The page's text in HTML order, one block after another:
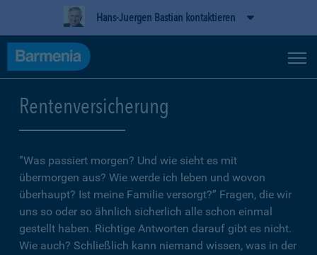
Hans-Juergen Bastian kontaktieren
Rentenversicherung
”Was passiert morgen? Und wie sieht es mit
übermorgen aus? Wie werde ich leben und wovon
überhaupt? Ist meine Familie versorgt?” Fragen, die wir
uns so oder so ähnlich sicherlich alle schon einmal
gestellt haben. Richtige Antworten darauf gibt es nicht.
Wie auch? Schließlich kann niemand wissen, was in der